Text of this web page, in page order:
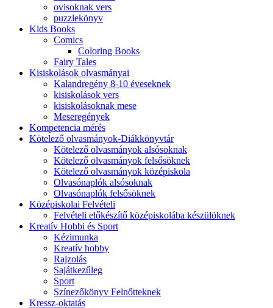
ovisoknak vers
puzzlekönyv
Kids Books
Comics
Coloring Books
Fairy Tales
Kisiskolások olvasmányai
Kalandregény 8-10 éveseknek
kisiskolások vers
kisiskolásoknak mese
Meseregények
Kompetencia mérés
Kötelező olvasmányok-Diákkönyvtár
Kötelező olvasmányok alsósoknak
Kötelező olvasmányok felsősöknek
Kötelező olvasmányok középiskola
Olvasónaplók alsósoknak
Olvasónaplók felsősöknek
Középiskolai Felvételi
Felvételi előkészítő középiskolába készülöknek
Kreatív Hobbi és Sport
Kézimunka
Kreatív hobby
Rajzolás
Sajátkezűleg
Sport
Színezőkönyv Felnőtteknek
Kressz-oktatás